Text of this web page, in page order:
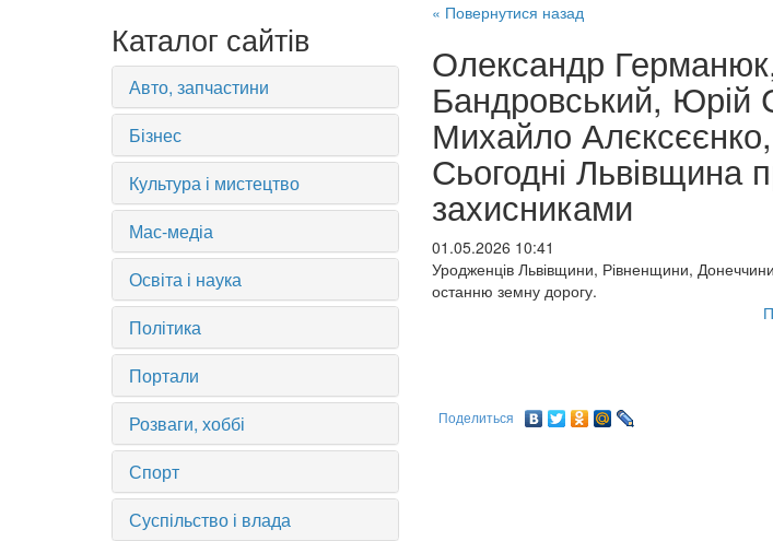
Каталог сайтів
Авто, запчастини
Бізнес
Культура і мистецтво
Мас-медіа
Освіта і наука
Політика
Портали
Розваги, хоббі
Спорт
Суспільство і влада
« Повернутися назад
Олександр
Бандровський, Юрій
Михайло
Сьогодні Львівщина
захисниками
01.05.2026 10:41
Уродженців Львівщини, Рівненщини, Донеччини
останню земну дорогу.
Поделиться